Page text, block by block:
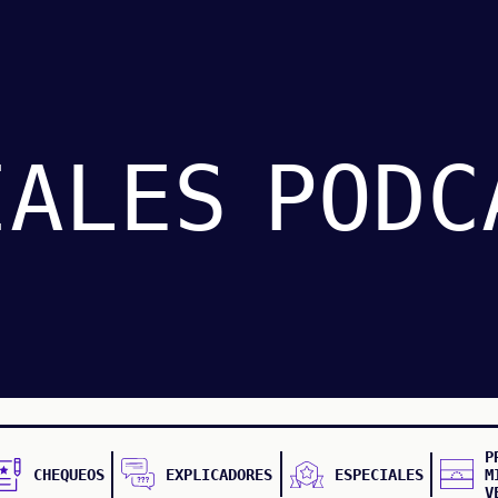
CHEQUEOS EXPLICADORES ESPECIALES